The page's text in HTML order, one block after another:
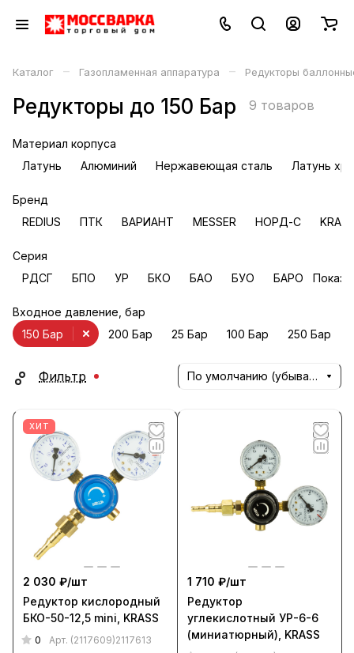
Каталог – Газопламенная аппаратура – Редукторы
Редукторы до 150 Бар 9 товаров
Материал корпуса
Латунь
Алюминий Нержавеющая сталь Латунь
Бренд
REDIUS
ПТК ВАРИАНТ MESSER НОРД-С
Серия
РДСГ
БПО УР БКО БАО БУО БАРО
Входное давление, бар
200 Бар
25 Бар 100 Бар 250 Бар
150 Бар
Фильтр По умолчанию (убывание)
ХИТ
2 030 ₽/шт
Редуктор кислородный
БКО-50-12,5 mini, KRASS
0 Арт. (2117609)2117613
1 710 ₽/шт
Редуктор
углекислотный УР-6-6
(миниатюрный), KRASS